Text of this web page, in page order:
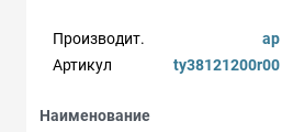
Производит.
ap
Артикул
ty38121200r00
Наименование